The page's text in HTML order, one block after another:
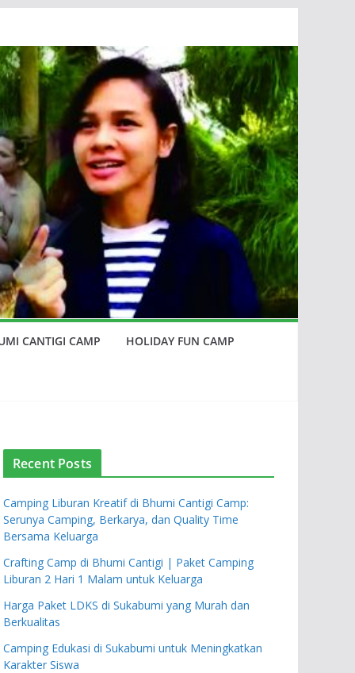
CANTIGI CAMP HOLIDAY FUN CAMP
Recent Posts
Camping Liburan Kreatif di Bhumi Cantigi Camp:
Serunya Camping, Berkarya, dan Quality Time
Bersama Keluarga
Crafting Camp di Bhumi Cantigi | Paket Camping
Liburan 2 Hari 1 Malam untuk Keluarga
Harga Paket LDKS di Sukabumi yang Murah dan
Berkualitas
Camping Edukasi di Sukabumi untuk Meningkatkan
Karakter Siswa